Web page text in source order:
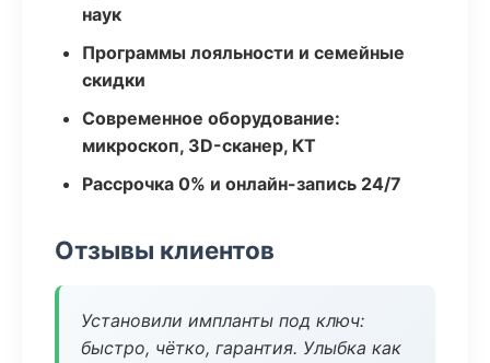
наук
Программы лояльности и семейные
скидки
Современное оборудование:
микроскоп, 3D-сканер, КТ
Рассрочка 0% и онлайн-запись 24/7
Отзывы клиентов
Установили импланты под ключ:
быстро, чётко, гарантия. Улыбка как